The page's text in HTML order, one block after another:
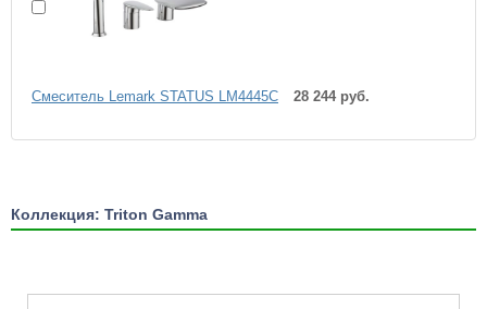
Cмеситель Lemark STATUS LM4445C 28 244 руб.
Коллекция: Triton Gamma